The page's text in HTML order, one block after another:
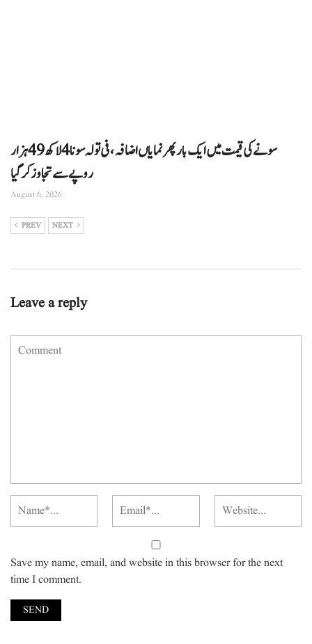
سونے کی قیمت میں ایک بار پھر نمایاں اضافہ، فی تولہ سونا 4 لاکھ 49 ہزار
روپے سے تجاوز کرگیا
August 6, 2026
PREV NEXT
Leave a reply
Save my name, email, and website in this browser for the next
time I comment.